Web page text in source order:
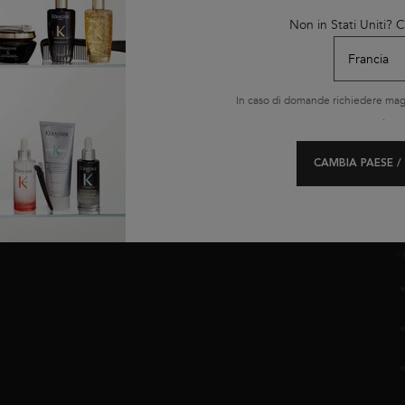
LE NOSTRE
OFFERTE
Black Friday
Cyber Monday
Routine
Non in Stati Uniti?
In caso di domande richiedere
.
CAMBIA PAESE /